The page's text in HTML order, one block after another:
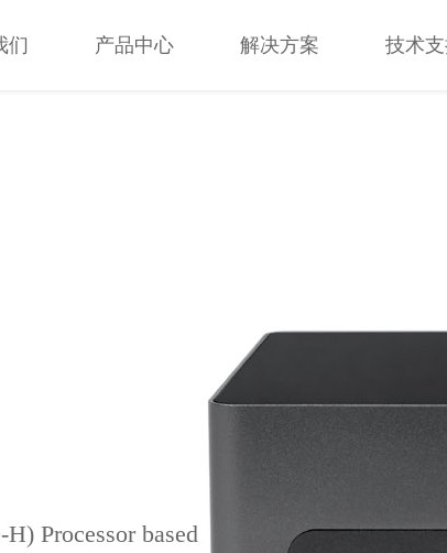
们 产品中心 解决方案 技术
Processor based